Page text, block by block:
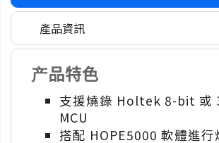
產品資訊
产品特色
支援燒錄 Holtek 8-bit 或
MCU
搭配 HOPE5000 軟體進行